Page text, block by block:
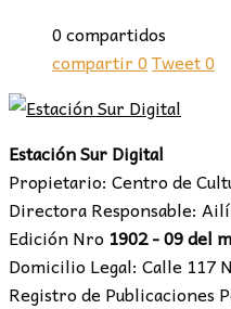
0 compartidos
compartir0Tweet0
Estación Sur Digital
Propietario: Centro de
Directora Responsable:
Edición Nro 1902 - 09 del
Domicilio Legal: Calle 117
Registro de Publicaciones